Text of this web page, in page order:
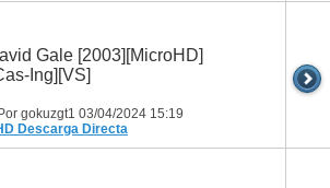
Gale [2003][MicroHD]
Ing][VS]
gokuzgt1 03/04/2024 15:19
Descarga Directa